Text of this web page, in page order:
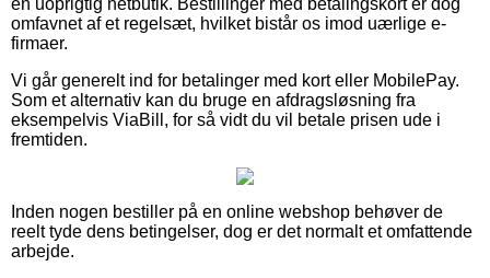
en uoprigtig netbutik. Bestillinger med betalingskort er dog
omfavnet af et regelsæt, hvilket bistår os imod uærlige e-
firmaer.
Vi går generelt ind for betalinger med kort eller MobilePay.
Som et alternativ kan du bruge en afdragsløsning fra
eksempelvis ViaBill, for så vidt du vil betale prisen ude i
fremtiden.
Inden nogen bestiller på en online webshop behøver de
reelt tyde dens betingelser, dog er det normalt et omfattende
arbejde.